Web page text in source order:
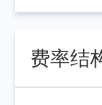
济内生修
相关扶持
费率结